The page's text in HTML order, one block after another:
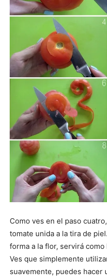
Como ves en el paso
tomate unida a la tira de
forma a la flor, servirá
Ves que simplemente
suavemente, puedes hacer